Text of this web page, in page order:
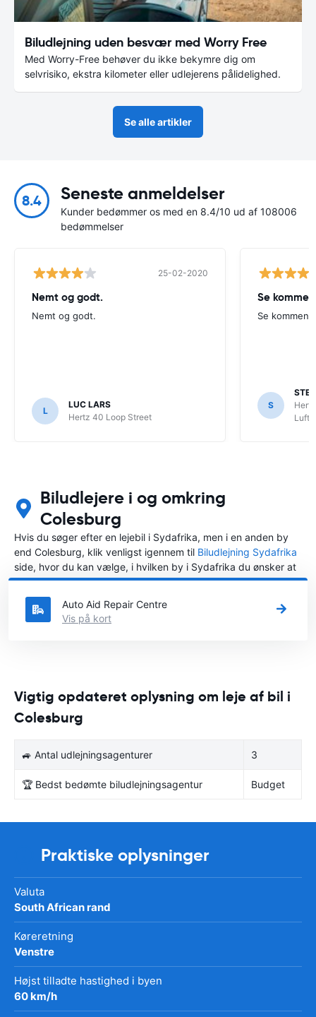
Biludlejning uden besvær med Worry Free
Med Worry-Free behøver du ikke bekymre dig om
selvrisiko, ekstra kilometer eller udlejerens pålidelighed.
Se alle artikler
8.4 Seneste anmeldelser
Kunder bedømmer os med en 8.4/10 ud af 108006
bedømmelser
25-02-2020
Nemt og godt.
Nemt og godt.
L
LUC LARS
Hertz 40 Loop Street
Se
Se
S
Biludlejere i og omkring
Colesburg
Hvis du søger efter en lejebil i Sydafrika, men i en anden by
end Colesburg, klik venligst igennem til Biludlejning Sydafrika
side, hvor du kan vælge, i hvilken by i Sydafrika du ønsker at
leje en bil.
Auto Aid Repair Centre
Vis på kort
Vigtig opdateret oplysning om leje af bil i
Colesburg
🚙 Antal udlejningsagenturer 3
🏆 Bedst bedømte biludlejningsagentur Budget
Praktiske oplysninger
Valuta
South African rand
Køreretning
Venstre
Højst tilladte hastighed i byen
60 km/h